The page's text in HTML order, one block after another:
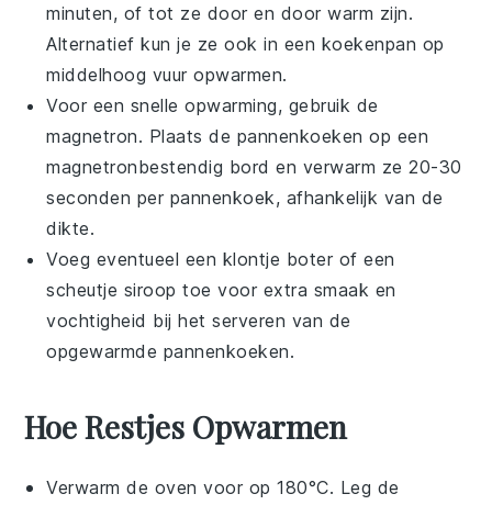
minuten, of tot ze door en door warm zijn.
Alternatief kun je ze ook in een koekenpan op
middelhoog vuur opwarmen.
Voor een snelle opwarming, gebruik de
magnetron. Plaats de pannenkoeken op een
magnetronbestendig bord en verwarm ze 20-30
seconden per pannenkoek, afhankelijk van de
dikte.
Voeg eventueel een klontje boter of een
scheutje siroop toe voor extra smaak en
vochtigheid bij het serveren van de
opgewarmde pannenkoeken.
Hoe Restjes Opwarmen
Verwarm de oven voor op 180°C. Leg de